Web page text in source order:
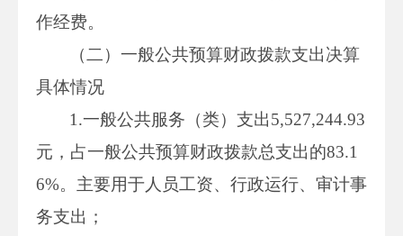
作经费。
（二）一般公共预算财政拨款支出决算
具体情况
1.一般公共服务（类）支出5,527,244.93
元，占一般公共预算财政拨款总支出的83.1
6%。主要用于人员工资、行政运行、审计事
务支出；